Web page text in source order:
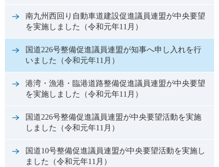
南九州西回り自動車道建設促進議員連盟が中央要望
を実施しました（令和元年11月）
国道226号整備促進議員連盟が知事へ申し入れを行
いました（令和元年11月）
港湾・漁港・臨港道路整備促進議員連盟が中央要望
を実施しました（令和元年11月）
国道226号整備促進議員連盟が中央要望活動を実施
しました（令和元年11月）
国道10号整備促進議員連盟が中央要望活動を実施し
ました（令和元年11月）